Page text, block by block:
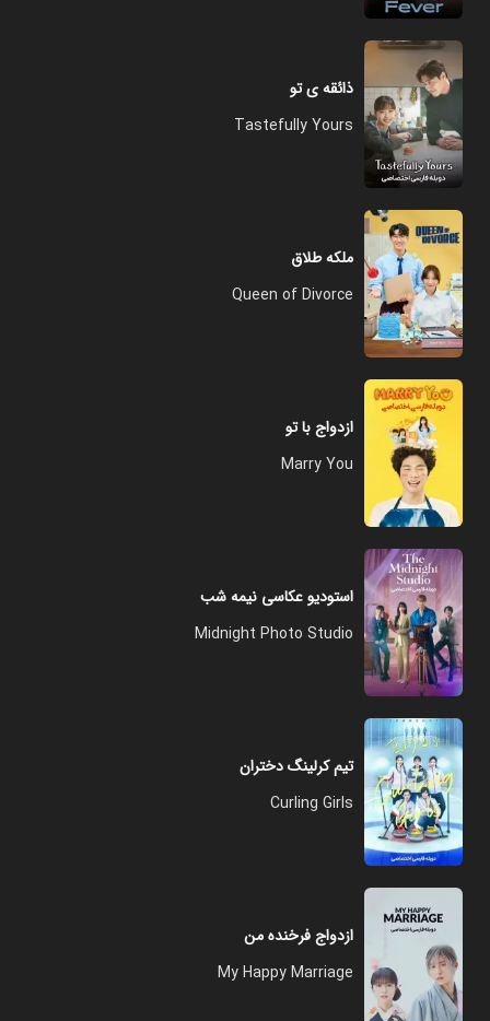
ذائقه ی تو
Tastefully Yours
ملکه طلاق
Queen of Divorce
ازدواج با تو
Marry You
استودیو عکاسی نیمه شب
Midnight Photo Studio
تیم کرلینگ دختران
Curling Girls
ازدواج فرخنده من
My Happy Marriage